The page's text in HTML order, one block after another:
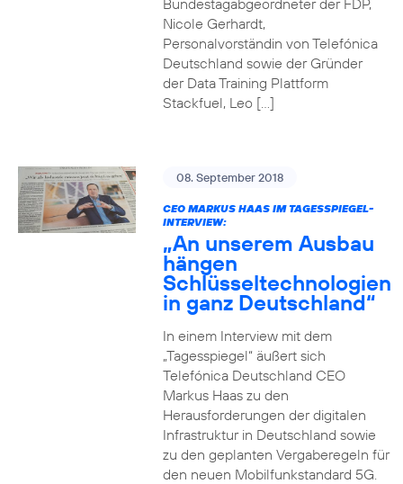
Bundestagabgeordneter der FDP,
Nicole Gerhardt,
Personalvorständin von Telefónica
Deutschland sowie der Gründer
der Data Training Plattform
Stackfuel, Leo […]
08. September 2018
CEO MARKUS HAAS IM TAGESSPIEGEL-
INTERVIEW:
„An unserem Ausbau
hängen
Schlüsseltechnologien
in ganz Deutschland“
In einem Interview mit dem
„Tagesspiegel“ äußert sich
Telefónica Deutschland CEO
Markus Haas zu den
Herausforderungen der digitalen
Infrastruktur in Deutschland sowie
zu den geplanten Vergaberegeln für
den neuen Mobilfunkstandard 5G.